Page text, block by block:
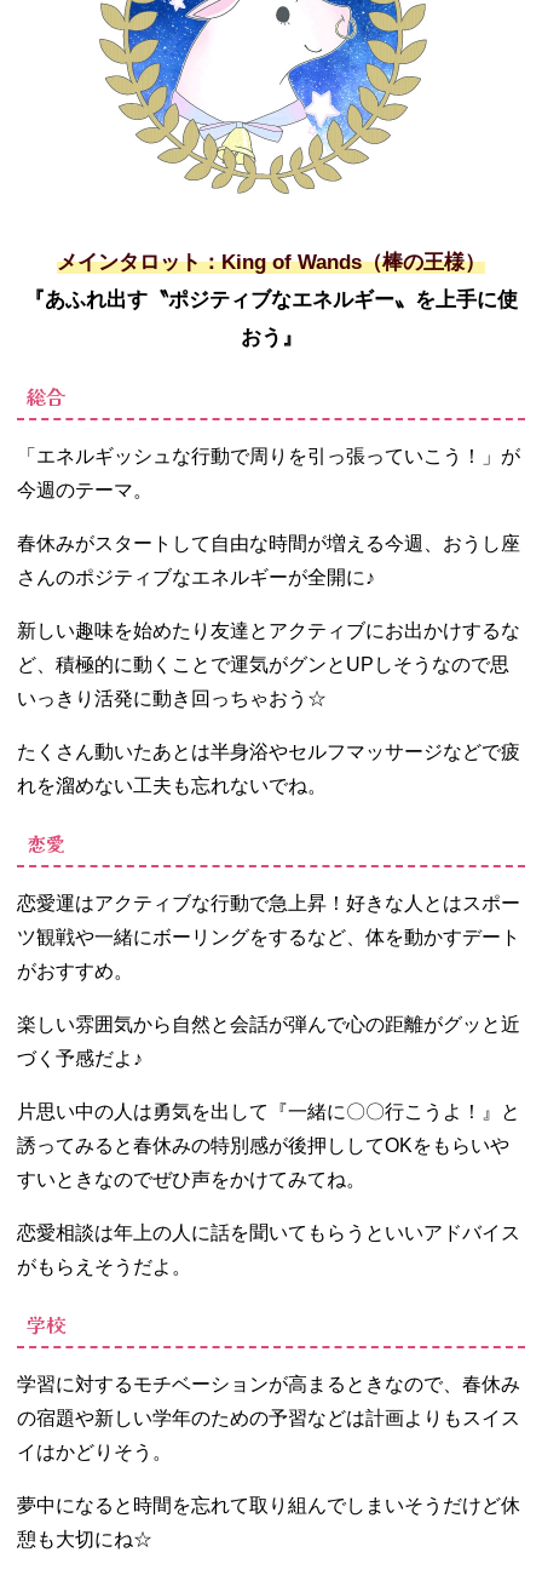
メインタロット：King of Wands（棒の王様）
『あふれ出す〝ポジティブなエネルギー〟を上手に使
おう』
総合
「エネルギッシュな行動で周りを引っ張っていこう！」が
今週のテーマ。
春休みがスタートして自由な時間が増える今週、おうし座
さんのポジティブなエネルギーが全開に♪
新しい趣味を始めたり友達とアクティブにお出かけするな
ど、積極的に動くことで運気がグンとUPしそうなので思
いっきり活発に動き回っちゃおう☆
たくさん動いたあとは半身浴やセルフマッサージなどで疲
れを溜めない工夫も忘れないでね。
恋愛
恋愛運はアクティブな行動で急上昇！好きな人とはスポー
ツ観戦や一緒にボーリングをするなど、体を動かすデート
がおすすめ。
楽しい雰囲気から自然と会話が弾んで心の距離がグッと近
づく予感だよ♪
片思い中の人は勇気を出して『一緒に〇〇行こうよ！』と
誘ってみると春休みの特別感が後押ししてOKをもらいや
すいときなのでぜひ声をかけてみてね。
恋愛相談は年上の人に話を聞いてもらうといいアドバイス
がもらえそうだよ。
学校
学習に対するモチベーションが高まるときなので、春休み
の宿題や新しい学年のための予習などは計画よりもスイス
イはかどりそう。
夢中になると時間を忘れて取り組んでしまいそうだけど休
憩も大切にね☆